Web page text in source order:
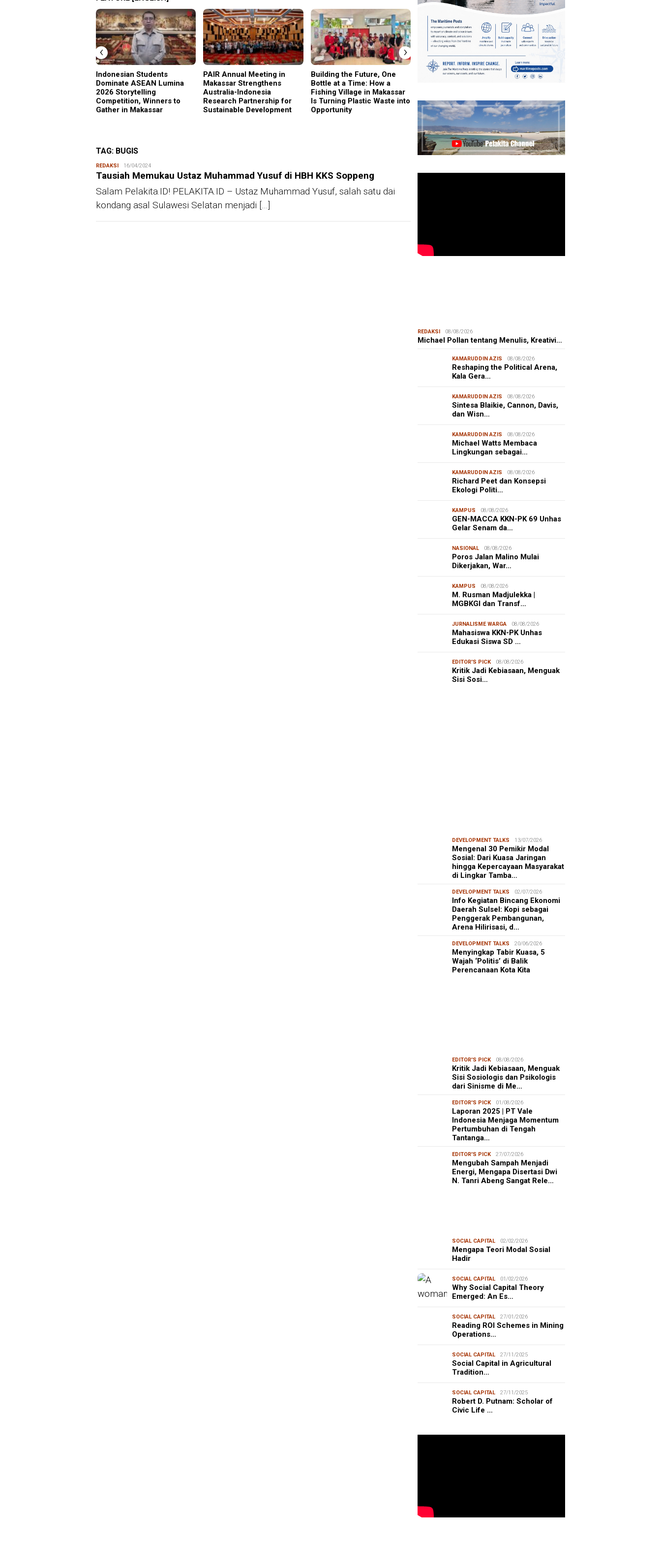
Indonesian Students
Dominate ASEAN Lumina
2026 Storytelling
Competition, Winners to
Gather in Makassar
PAIR Annual Meeting in
Makassar Strengthens
Australia-Indonesia
Research Partnership for
Sustainable Development
Building the Future, One
Bottle at a Time: How a
Fishing Village in Makassar
Is Turning Plastic Waste into
Opportunity
Why Cristiano Ronaldo
‹ ›
TAG: BUGIS
REDAKSI Redaksi
16/04/2024
Tausiah Memukau Ustaz Muhammad Yusuf di HBH KKS Soppeng
Salam Pelakita.ID! PELAKITA.ID – Ustaz Muhammad Yusuf, salah satu dai
kondang asal Sulawesi Selatan menjadi […]
REDAKSI 08/08/2026
Michael Pollan tentang Menulis, Kreativi…
KAMARUDDIN AZIS 08/08/2026
Reshaping the Political Arena,
Kala Gera…
KAMARUDDIN AZIS 08/08/2026
Sintesa Blaikie, Cannon, Davis,
dan Wisn…
KAMARUDDIN AZIS 08/08/2026
Michael Watts Membaca
Lingkungan sebagai…
KAMARUDDIN AZIS 08/08/2026
Richard Peet dan Konsepsi
Ekologi Politi…
KAMPUS 08/08/2026
GEN-MACCA KKN-PK 69 Unhas
Gelar Senam da…
NASIONAL 08/08/2026
Poros Jalan Malino Mulai
Dikerjakan, War…
KAMPUS 08/08/2026
M. Rusman Madjulekka |
MGBKGI dan Transf…
JURNALISME WARGA 08/08/2026
Mahasiswa KKN-PK Unhas
Edukasi Siswa SD …
EDITOR'S PICK 08/08/2026
Kritik Jadi Kebiasaan, Menguak
Sisi Sosi…
JURNALISME WARGA 08/08/2026
Mahasiswa KKN-PK Unhas Edukasi
Siswa SD Cegah Karies melalui
DEVELOPMENT TALKS 13/07/2026
Mengenal 30 Pemikir Modal
Sosial: Dari Kuasa Jaringan
hingga Kepercayaan Masyarakat
di Lingkar Tamba…
DEVELOPMENT TALKS 02/07/2026
Info Kegiatan Bincang Ekonomi
Daerah Sulsel: Kopi sebagai
Penggerak Pembangunan,
Arena Hilirisasi, d…
DEVELOPMENT TALKS 20/06/2026
Menyingkap Tabir Kuasa, 5
Wajah ‘Politis’ di Balik
Perencanaan Kota Kita
EDITOR'S PICK 08/08/2026
Kritik Jadi Kebiasaan, Menguak
Sisi Sosiologis dan Psikologis
dari Sinisme di Me…
EDITOR'S PICK 01/08/2026
Laporan 2025 | PT Vale
Indonesia Menjaga Momentum
Pertumbuhan di Tengah
Tantanga…
EDITOR'S PICK 27/07/2026
Mengubah Sampah Menjadi
Energi, Mengapa Disertasi Dwi
N. Tanri Abeng Sangat Rele…
SOCIAL CAPITAL 02/02/2026
Mengapa Teori Modal Sosial
Hadir
SOCIAL CAPITAL 01/02/2026
Why Social Capital Theory
Emerged: An Es…
SOCIAL CAPITAL 27/01/2026
Reading ROI Schemes in Mining
Operations…
SOCIAL CAPITAL 27/11/2025
Social Capital in Agricultural
Tradition…
SOCIAL CAPITAL 27/11/2025
Robert D. Putnam: Scholar of
Civic Life …